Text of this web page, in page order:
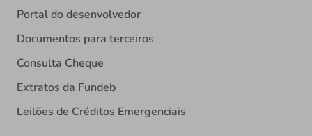
Portal do desenvolvedor
Documentos para terceiros
Consulta Cheque
Extratos da Fundeb
Leilões de Créditos Emergenciais